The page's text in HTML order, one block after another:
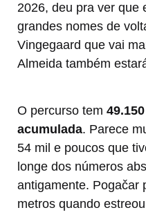
2026, deu pra ver que
grandes nomes de
Vingegaard que vai
Almeida também
O percurso tem
acumulada. Parece
54 mil e poucos que
longe dos números
antigamente. Pogačar
metros quando